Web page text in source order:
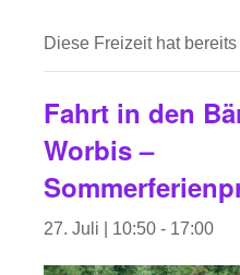
Diese Freizeit hat
Fahrt in den
Worbis –
27. Juli | 10:50 - 17:00